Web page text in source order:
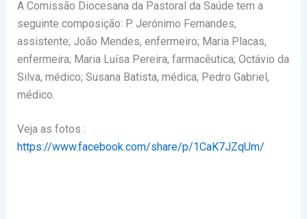
A Comissão Diocesana da Pastoral da Saúde tem a
seguinte composição: P. Jerónimo Fernandes,
assistente; João Mendes, enfermeiro; Maria Placas,
enfermeira; Maria Luísa Pereira, farmacêutica; Octávio da
Silva, médico; Susana Batista, médica; Pedro Gabriel,
médico.
Veja as fotos :
https://www.facebook.com/share/p/1CaK7JZqUm/